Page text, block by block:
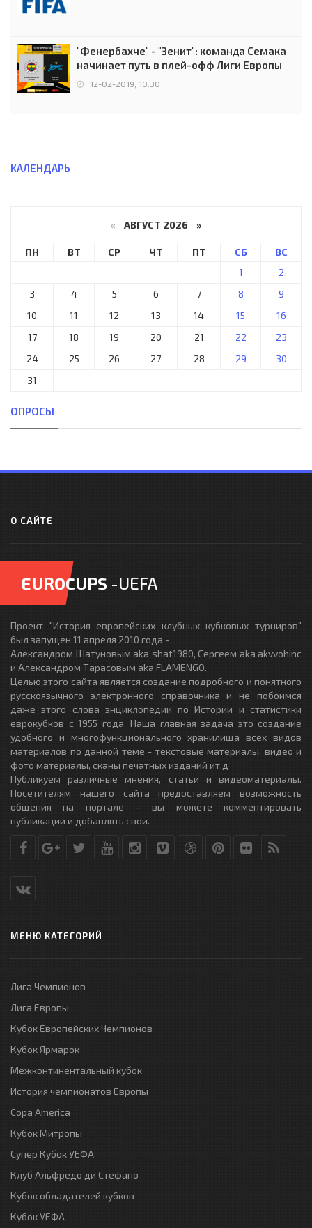
"Фенербахче" - "Зенит": команда Семака
начинает путь в плей-офф Лиги Европы
12-02-2019, 10:30
КАЛЕНДАРЬ
« АВГУСТ 2026 »
ПН ВТ СР ЧТ ПТ СБ
ВС
1
2
3
4 5 6 7 8
9
10
11 12 13 14 15
16
17
18 19 20 21 22
23
24
25 26 27 28 29
30
31
ОПРОСЫ
О САЙТЕ
EUROCUPS -UEFA
Проект "История европейских клубных кубковых турниров"
был запущен 11 апреля 2010 года -
Александром Шатуновым aka shat1980, Сергеем aka akvvohinc
и Александром Тарасовым aka FLAMENGO.
Целью этого сайта является создание подробного и понятного
русскоязычного электронного справочника и не побоимся
даже этого слова энциклопедии по Истории и статистики
еврокубков с 1955 года. Наша главная задача это создание
удобного и многофункционального хранилища всех видов
материалов по данной теме - текстовые материалы, видео и
фото материалы, сканы печатных изданий ит.д
Публикуем различные мнения, статьи и видеоматериалы.
Посетителям нашего сайта предоставляем возможность
общения на портале – вы можете комментировать
публикации и добавлять свои.
МЕНЮ КАТЕГОРИЙ
Лига Чемпионов
Лига Европы
Кубок Европейских Чемпионов
Кубок Ярмарок
Межконтинентальный кубок
История чемпионатов Европы
Copa America
Кубок Митропы
Супер Кубок УЕФА
Клуб Альфредо ди Стефано
Кубок обладателей кубков
Кубок УЕФА